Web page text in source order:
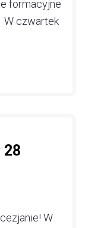
formacyjne
W czwartek
28
W